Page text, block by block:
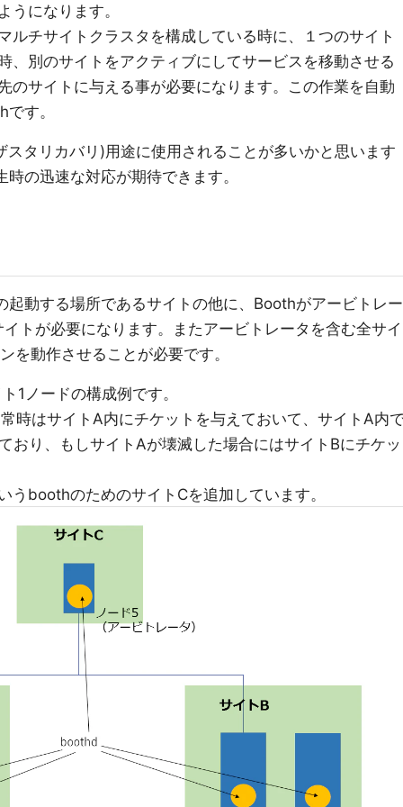
うになります。
ルチサイトクラスタを構成している時に、１つのサイト
、別のサイトをアクティブにしてサービスを移動させる
のサイトに与える事が必要になります。この作業を自動
す。
タリカバリ)用途に使用されることが多いかと思います
の迅速な対応が期待できます。
動する場所であるサイトの他に、Boothがアービトレー
トが必要になります。またアービトレータを含む全サイ
動作させることが必要です。
1ノードの構成例です。
時はサイトA内にチケットを与えておいて、サイトA内
おり、もしサイトAが壊滅した場合にはサイトBにチケッ
うboothのためのサイトCを追加しています。